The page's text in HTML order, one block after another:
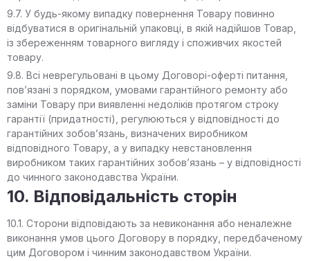
9.7. У будь-якому випадку повернення Товару повинно
відбуватися в оригінальній упаковці, в якій надійшов Товар,
із збереженням товарного вигляду і споживчих якостей
товару.
9.8. Всі неврегульовані в цьому Договорі-оферті питання,
пов’язані з порядком, умовами гарантійного ремонту або
заміни Товару при виявленні недоліків протягом строку
гарантії (придатності), регулюються у відповідності до
гарантійних зобов’язань, визначених виробником
відповідного Товару, а у випадку невстановлення
виробником таких гарантійних зобов’язань – у відповідності
до чинного законодавства України.
10. Відповідальність сторін
10.1. Сторони відповідають за невиконання або неналежне
виконання умов цього Договору в порядку, передбаченому
цим Договором і чинним законодавством України.